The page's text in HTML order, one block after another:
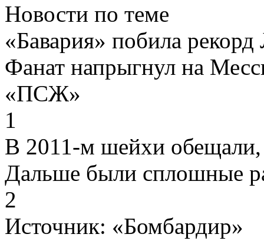
Новости по теме
«Бавария» побила
Фанат напрыгнул на
«ПСЖ»
1
В 2011-м шейхи
Дальше были сплошные
2
Источник: «Бомбардир»